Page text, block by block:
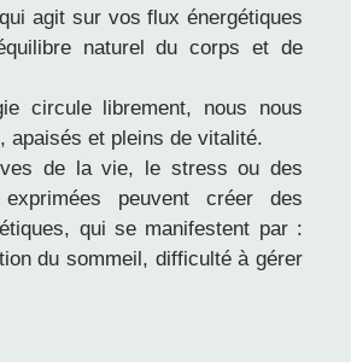
agit sur vos flux énergétiques
naturel du corps et de
circule librement, nous nous
apaisés et pleins de vitalité.
de la vie, le stress ou des
peuvent créer des
qui se manifestent par :
du sommeil, difficulté à gérer